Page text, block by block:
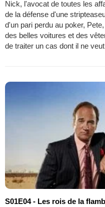
Nick, l'avocat de toutes les
de la défense d'une
d'un pari perdu au poker,
des belles voitures et des
de traiter un cas dont il ne
S01E04 - Les rois de la